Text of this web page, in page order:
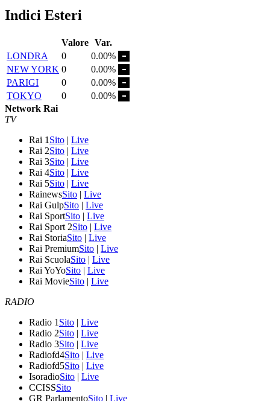
Indici Esteri
Valore Var.
LONDRA
0
0.00%
NEW YORK 0
0.00%
PARIGI
0
0.00%
TOKYO
0
0.00%
Network Rai
TV
Rai 1 Sito | Live
Rai 2Sito | Live
Rai 3Sito | Live
Rai 4Sito | Live
Rai 5Sito | Live
RainewsSito | Live
Rai GulpSito | Live
Rai SportSito | Live
Rai Sport 2Sito | Live
Rai StoriaSito | Live
Rai PremiumSito | Live
Rai ScuolaSito | Live
Rai YoYoSito | Live
Rai MovieSito | Live
RADIO
Radio 1 Sito | Live
Radio 2Sito | Live
Radio 3Sito | Live
Radiofd4Sito | Live
Radiofd5Sito | Live
IsoradioSito | Live
CCISSSito
GR ParlamentoSito | Live